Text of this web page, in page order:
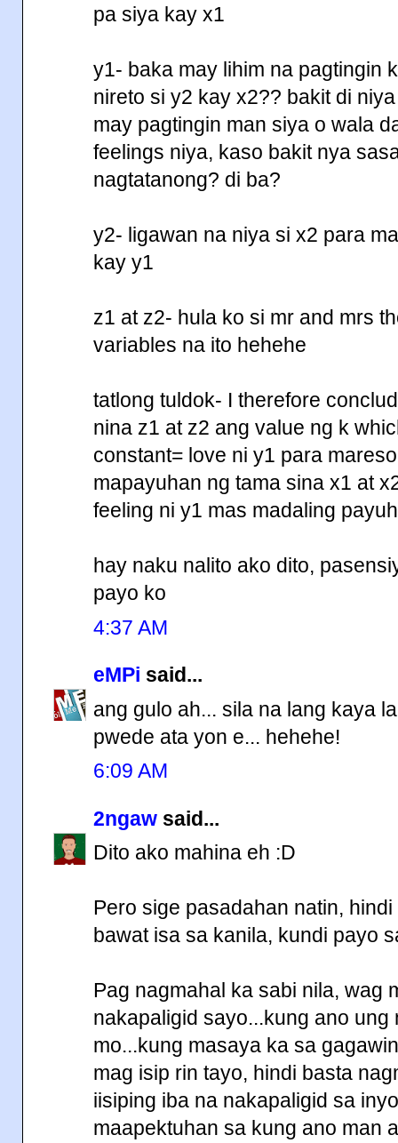
pa siya kay x1
y1- baka may lihim na pagtingin
nireto si y2 kay x2?? bakit di
may pagtingin man siya o wala
feelings niya, kaso bakit nya
nagtatanong? di ba?
y2- ligawan na niya si x2 para
kay y1
z1 at z2- hula ko si mr and mrs
variables na ito hehehe
tatlong tuldok- I therefore
nina z1 at z2 ang value ng k
constant= love ni y1 para
mapayuhan ng tama sina x1 at
feeling ni y1 mas madaling
hay naku nalito ako dito,
payo ko
4:37 AM
eMPi said...
ang gulo ah... sila na lang kaya
pwede ata yon e... hehehe!
6:09 AM
2ngaw said...
Dito ako mahina eh :D
Pero sige pasadahan natin,
bawat isa sa kanila, kundi payo
Pag nagmahal ka sabi nila, wag
nakapaligid sayo...kung ano
mo...kung masaya ka sa
mag isip rin tayo, hindi basta
iisiping iba na nakapaligid sa
maapektuhan sa kung ano man